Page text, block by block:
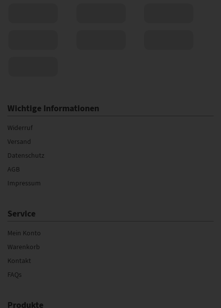
Wichtige Informationen
Widerruf
Versand
Datenschutz
AGB
Impressum
Service
Mein Konto
Warenkorb
Kontakt
FAQs
Produkte